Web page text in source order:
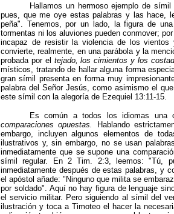
Hallamos un hermoso ejemplo de
pues, que me oye estas palabras y las hace,
peña". Tenemos, por un lado, la figura de
tormentas ni los aluviones pueden conmover;
incapaz de resistir la violencia de los
convierte, realmente, en una parábola y la
probada por el tejado, los cimientos y los
místicos, tratando de hallar alguna forma
gran símil presenta en forma muy
palabra del Señor Jesús, como asimismo el
este símil con la alegoría de Ezequiel 13:11‑15.
Es común a todos los idiomas una
comparaciones opuestas. Hablando
embargo, incluyen algunos elementos de
ilustrativos y, sin embargo, no se usan
inmediatamente que se supone una
símil regular. En 2 Tim. 2:3, leemos: "Tú,
inmediatamente después de estas palabras, y
el apóstol añade: "Ninguno que milita se
por soldado". Aquí no hay figura de lenguaje
el servicio militar. Pero siguiendo al símil del
ilustración y toca a Timoteo el hacer la